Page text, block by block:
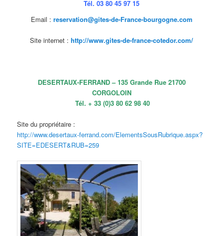
Tél. 03 80 45 97 15
Email : reservation@gites-de-France-bourgogne.com
Site internet : http://www.gites-de-france-cotedor.com/
DESERTAUX-FERRAND – 135 Grande Rue 21700
CORGOLOIN
Tél. + 33 (0)3 80 62 98 40
Site du propriétaire :
http://www.desertaux-ferrand.com/ElementsSousRubrique.aspx?
SITE=EDESERT&RUB=259